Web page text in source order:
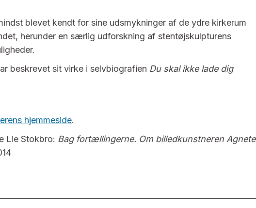
blevet kendt for sine udsmykninger af de ydre kirkerum
herunder en særlig udforskning af stentøjskulpturens
beskrevet sit virke i selvbiografien Du skal ikke lade dig
hjemmeside.
Lie Stokbro: Bag fortællingerne. Om billedkunstneren Agnete